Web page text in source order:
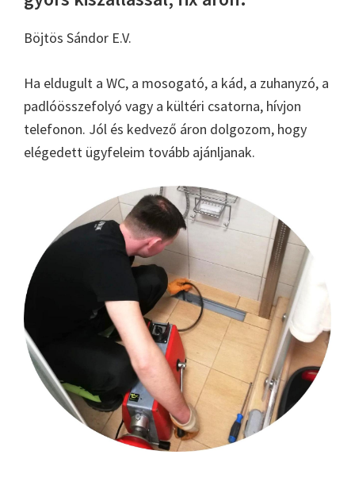
Böjtös Sándor E.V.
Ha eldugult a WC, a mosogató, a kád, a zuhanyzó, a
padlóösszefolyó vagy a kültéri csatorna, hívjon
telefonon. Jól és kedvező áron dolgozom, hogy
elégedett ügyfeleim tovább ajánljanak.